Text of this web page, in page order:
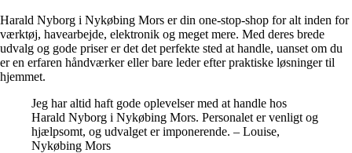
Harald Nyborg i Nykøbing Mors er din one-stop-shop for alt inden for
værktøj, havearbejde, elektronik og meget mere. Med deres brede
udvalg og gode priser er det det perfekte sted at handle, uanset om du
er en erfaren håndværker eller bare leder efter praktiske løsninger til
hjemmet.
Jeg har altid haft gode oplevelser med at handle hos
Harald Nyborg i Nykøbing Mors. Personalet er venligt og
hjælpsomt, og udvalget er imponerende. – Louise,
Nykøbing Mors